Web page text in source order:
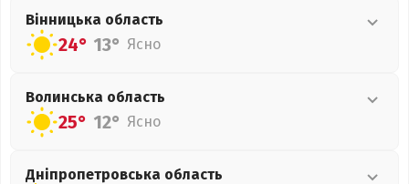
Вінницька область
24° 13° Ясно
Волинська область
25° 12° Ясно
Дніпропетровська область